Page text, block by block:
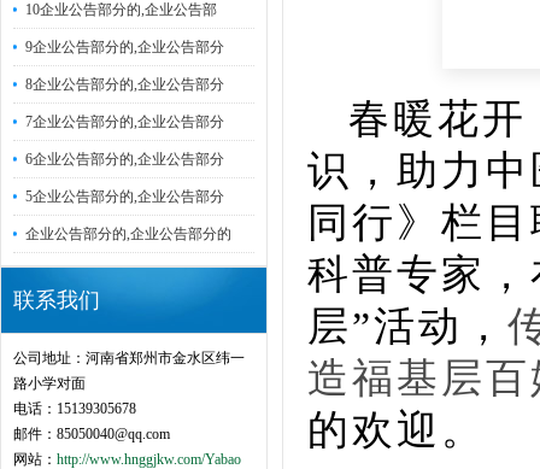
10企业公告部分的,企业公告部
9企业公告部分的,企业公告部分
8企业公告部分的,企业公告部分
7企业公告部分的,企业公告部分
6企业公告部分的,企业公告部分
5企业公告部分的,企业公告部分
企业公告部分的,企业公告部分的
联系我们
公司地址：河南省郑州市金水区纬一
路小学对面
电话：15139305678
邮件：85050040@qq.com
网站： http://www.hnggjkw.com/Yabao
春暖花开
识，助力
同行》栏
科普专家，
层”活动，
造福基层
的欢迎。